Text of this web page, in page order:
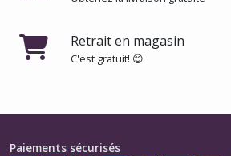
Retrait en magasin
C'est gratuit! 😊
Paiements sécurisés